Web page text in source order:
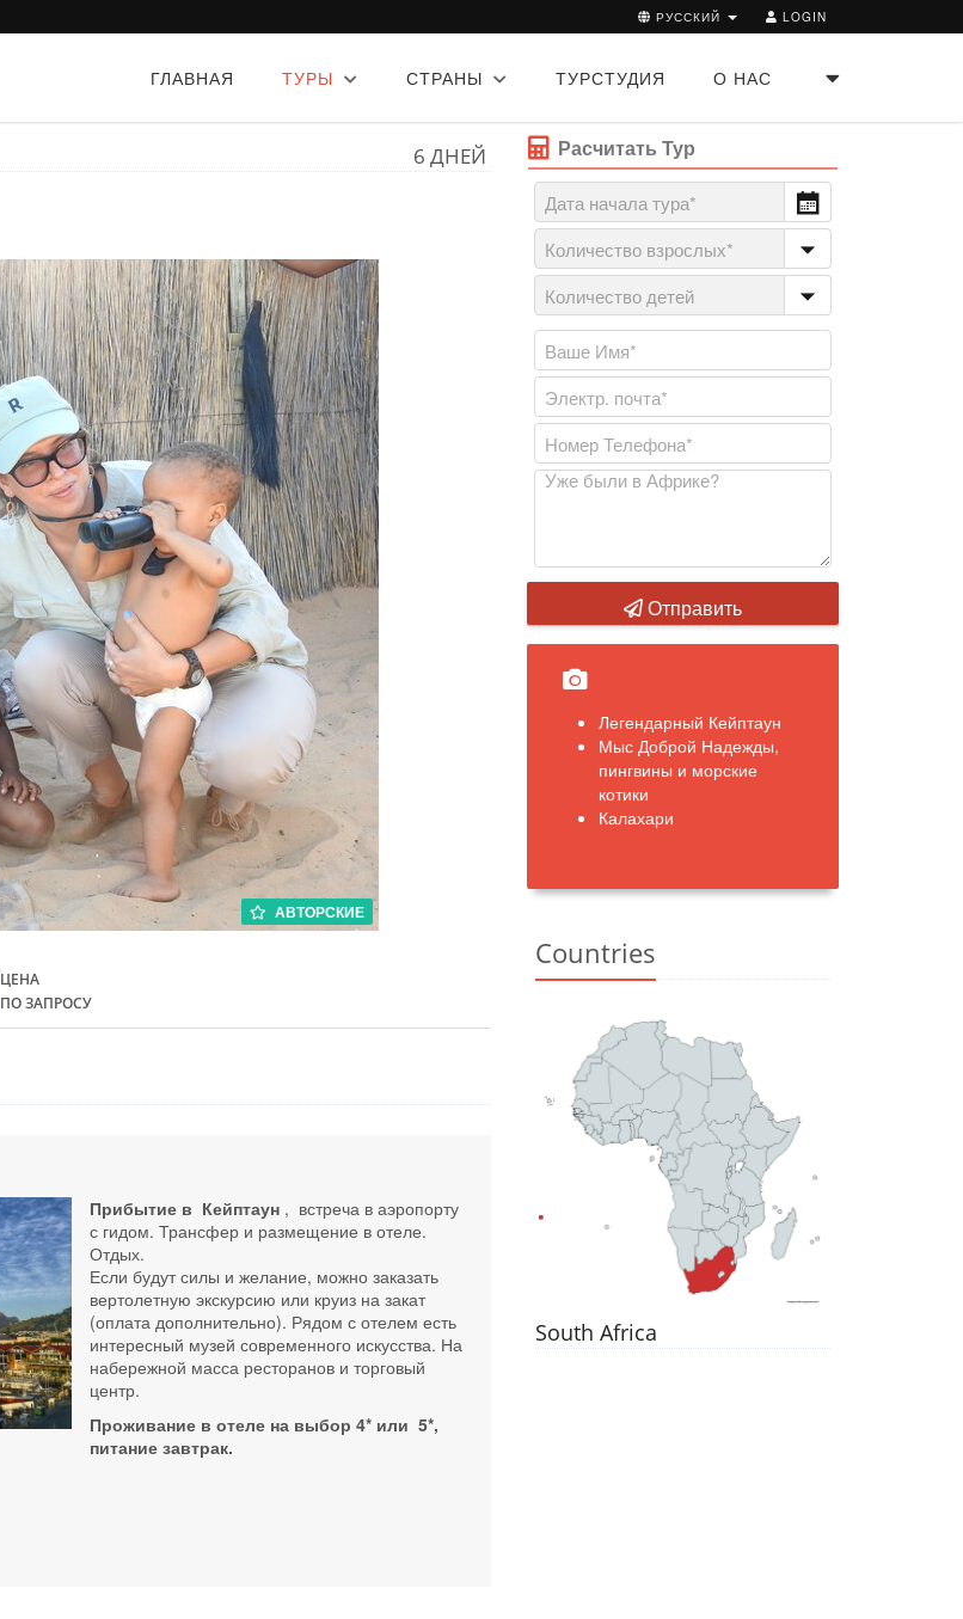
LOGIN
РУССКИЙ
ГЛАВНАЯ ТУРЫ СТРАНЫ ТУРСТУДИЯ О НАС
6 ДНЕЙ
АВТОРСКИЕ
ЦЕНА
ПО ЗАПРОСУ
Прибытие в Кейптаун , встреча в аэропорту
с гидом. Трансфер и размещение в отеле.
Отдых.
Если будут силы и желание, можно заказать
вертолетную экскурсию или круиз на закат
(оплата дополнительно). Рядом с отелем есть
интересный музей современного искусства. На
набережной масса ресторанов и торговый
центр.
Проживание в отеле на выбор 4* или 5*,
питание завтрак.
Расчитать Тур
Отправить
Легендарный Кейптаун
Мыс Доброй Надежды,
пингвины и морские
котики
Калахари
Countries
South Africa